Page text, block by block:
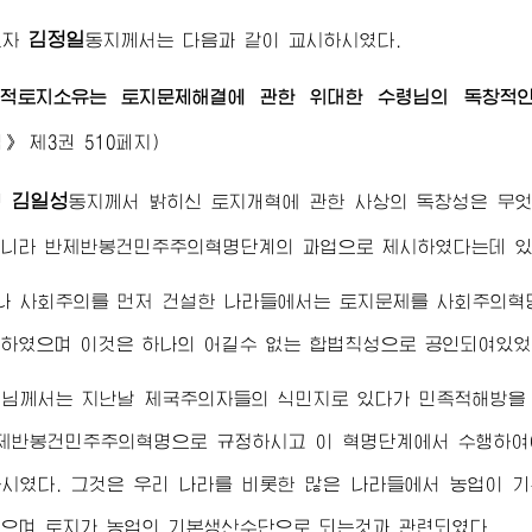
김정일동지 께서는 다음과 같이 교시하시였다.
토지소유는 토지문제해결에 관한위대한 수령님의 독창적
제3권 510페지)
김일성동지 께서 밝히신 토지개혁에 관한 사상의 독창성은 무
라 반제반봉건민주주의혁명단계의 과업으로 제시하였다는데
사회주의를 먼저 건설한 나라들에서는 토지문제를 사회주의
였으며 이것은 하나의 어길수 없는 합법칙성으로 공인되여있
께서는 지난날 제국주의자들의 식민지로 있다가 민족적해방
반봉건민주주의혁명으로 규정하시고 이 혁명단계에서 수행하
였다. 그것은 우리 나라를 비롯한 많은 나라들에서 농업이
며 토지가 농업의 기본생산수단으로 되는것과 관련되였다.